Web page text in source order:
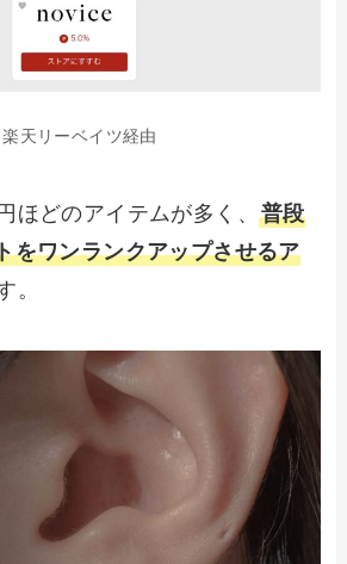
楽天リーベイツ経由
ほどのアイテムが多く、普段
をワンランクアップさせるア
。